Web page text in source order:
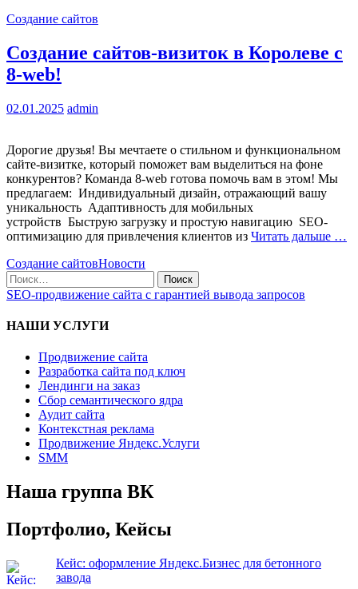
Создание сайтов
Создание сайтов-визиток в Королеве с
8-web!
02.01.2025 admin
Дорогие друзья! Вы мечтаете о стильном и функциональном
сайте-визитке, который поможет вам выделиться на фоне
конкурентов? Команда 8-web готова помочь вам в этом! Мы
предлагаем: Индивидуальный дизайн, отражающий вашу
уникальность Адаптивность для мобильных
устройств Быструю загрузку и простую навигацию SEO-
оптимизацию для привлечения клиентов из Читать дальше …
Создание сайтовНовости
SEO-продвижение сайта с гарантией вывода запросов
НАШИ УСЛУГИ
Продвижение сайта
Разработка сайта под ключ
Лендинги на заказ
Сбор семантического ядра
Аудит сайта
Контекстная реклама
Продвижение Яндекс.Услуги
SMM
Наша группа ВК
Портфолио, Кейсы
Кейс: оформление Яндекс.Бизнес для бетонного
завода